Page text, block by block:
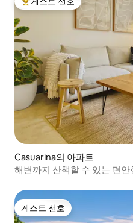
상위 게스트 선호
Casuarina의 아파트
해변까지 산책할 수 있는 편
게스트 선호
게스트 선호